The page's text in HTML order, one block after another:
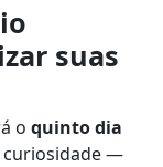
suas
o quinto dia
curiosidade —